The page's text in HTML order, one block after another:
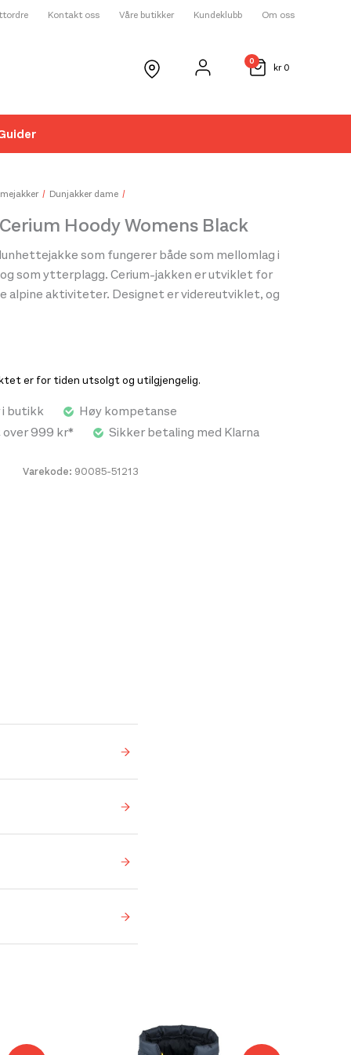
Kontakt oss Våre butikker Kundeklubb Om oss
kr0
0
Dunjakker dame
Hoody Womens Black
som fungerer både som mellomlag i
som ytterplagg. Cerium-jakken er utviklet for
alpine aktiviteter. Designet er videreutviklet, og
er beholdt. Dunisolasjon med 850 fyllgrad
for fukt. Ytterstoffet er laget av resirkulert
med dope-fargede fibre, og er lett og
StormHood™-hette bidrar til økt varme, og
ergonomiske passformen gjør det enkelt å
er for tiden utsolgt og utilgjengelig.
Varekode: 90085-51213
butikk
Høy kompetanse
999 kr*
Sikker betaling med Klarna